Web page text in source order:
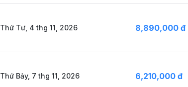
Thứ Tư, 4 thg 11, 2026 8,890,000 đ
Thứ Bảy, 7 thg 11, 2026 6,210,000 đ